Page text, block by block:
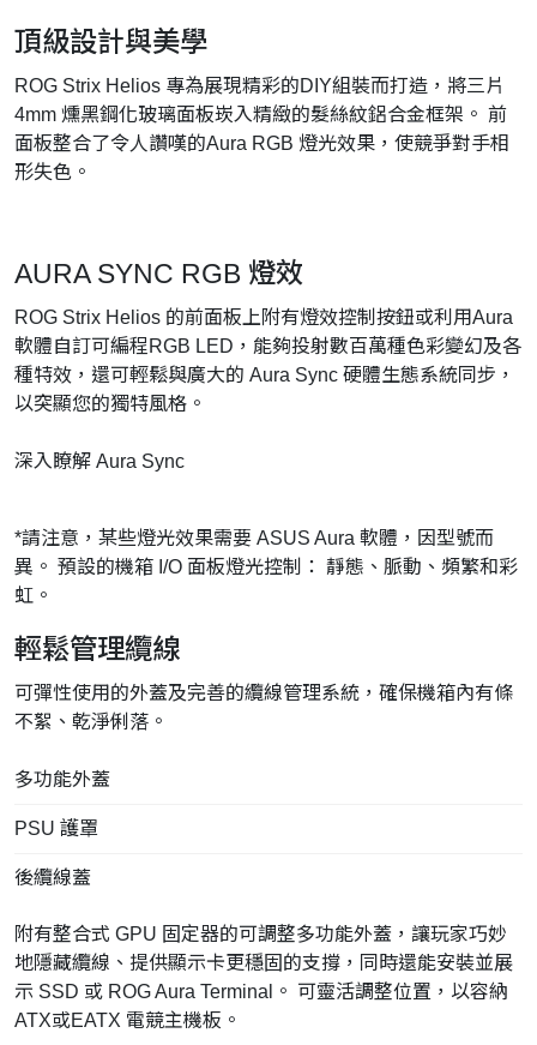
頂級設計與美學
ROG Strix Helios 專為展現精彩的DIY組裝而打造，將三片
4mm 燻黑鋼化玻璃面板崁入精緻的髮絲紋鋁合金框架。 前
面板整合了令人讚嘆的Aura RGB 燈光效果，使競爭對手相
形失色。
AURA SYNC RGB 燈效
ROG Strix Helios 的前面板上附有燈效控制按鈕或利用Aura
軟體自訂可編程RGB LED，能夠投射數百萬種色彩變幻及各
種特效，還可輕鬆與廣大的 Aura Sync 硬體生態系統同步，
以突顯您的獨特風格。
深入瞭解 Aura Sync
*請注意，某些燈光效果需要 ASUS Aura 軟體，因型號而
異。 預設的機箱 I/O 面板燈光控制： 靜態、脈動、頻繁和彩
虹。
輕鬆管理纜線
可彈性使用的外蓋及完善的纜線管理系統，確保機箱內有條
不絮、乾淨俐落。
多功能外蓋
PSU 護罩
後纜線蓋
附有整合式 GPU 固定器的可調整多功能外蓋，讓玩家巧妙
地隱藏纜線、提供顯示卡更穩固的支撐，同時還能安裝並展
示 SSD 或 ROG Aura Terminal。 可靈活調整位置，以容納
ATX或EATX 電競主機板。